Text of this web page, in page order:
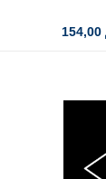
154,00